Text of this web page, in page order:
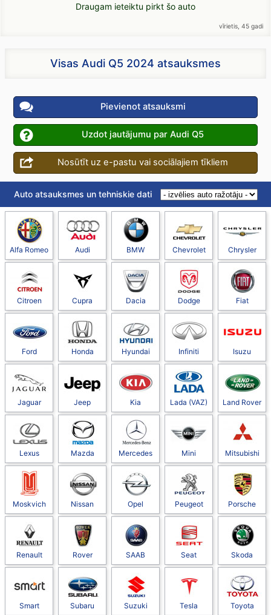
Draugam ieteiktu pirkt šo auto
vīrietis, 45 gadi
Visas Audi Q5 2024 atsauksmes
Pievienot atsauksmi
Uzdot jautājumu par Audi Q5
Nosūtīt uz e-pastu vai sociālajiem tīkliem
Auto atsauksmes un tehniskie dati
Alfa Romeo Audi BMW Chevrolet Chrysler
Citroen Cupra Dacia Dodge Fiat
Ford Honda Hyundai Infiniti Isuzu
Jaguar Jeep Kia Lada (VAZ) Land Rover
Lexus Mazda Mercedes Mini Mitsubishi
Moskvich Nissan Opel Peugeot Porsche
Renault Rover SAAB Seat Skoda
Smart Subaru Suzuki Tesla Toyota